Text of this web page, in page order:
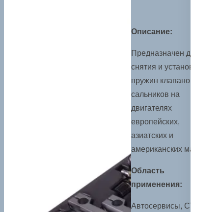
Описание:
Предназначен для
снятия и установки
пружин клапанов и
сальников на
двигателях
европейских,
азиатских и
американских марок.
Область
применения:
Автосервисы, СТО.